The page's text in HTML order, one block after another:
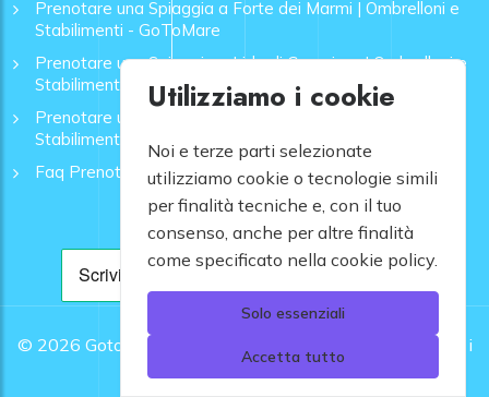
Prenotare una Spiaggia a Forte dei Marmi | Ombrelloni e
Stabilimenti - GoToMare
Prenotare una Spiaggia a Lido di Camaiore | Ombrelloni e
Stabilimenti - GoToMare
Prenotare una Spiaggia a Rapallo | Ombrelloni e
Stabilimenti - GoToMare
Faq Prenotazione Spiagge
© 2026 Gotomare srl - Partita IVA 12948810960 .
Tutti i
diritti riservati.
Utilizziamo i cookie
Noi e terze parti selezionate
utilizziamo cookie o tecnologie simili
per finalità tecniche e, con il tuo
consenso, anche per altre finalità
come specificato nella cookie policy.
Solo essenziali
Accetta tutto